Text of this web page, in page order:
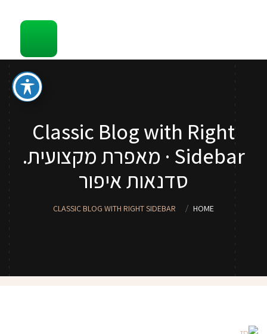
טיפים
סדנאות איפור לנערות וילדות
אודות
Classic Blog with Right
Sidebar · מאפרת מקצועית.
סדנאות איפור
HOME
CLASSIC BLOG WITH RIGHT SIDEBAR